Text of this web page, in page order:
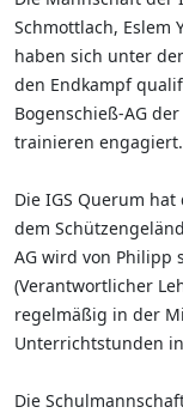
Schmottlach, Eslem
haben sich unter
den Endkampf
Bogenschieß-AG
trainieren engagiert.
Die IGS Querum
dem
AG wird von Philipp
(Verantwortlicher
regelmäßig in der
Unterrichtstunden
Die